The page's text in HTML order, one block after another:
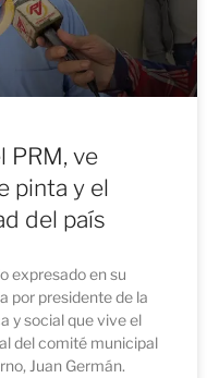
PRM, ve
pinta y el
del país
expresado en su
por presidente de la
y social que vive el
del comité municipal
Juan Germán.